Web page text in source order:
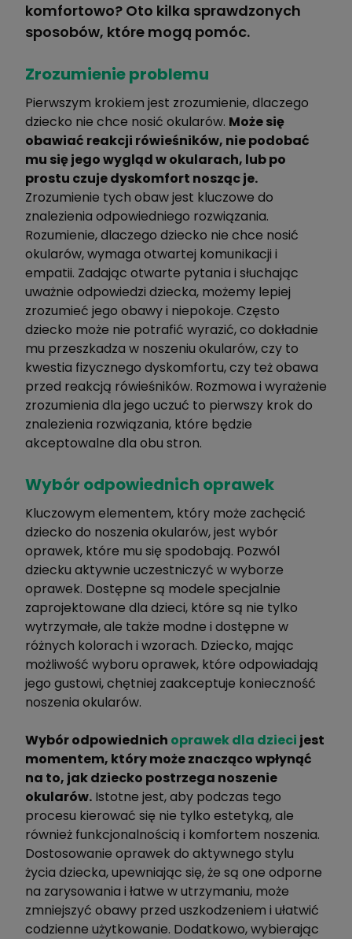
komfortowo? Oto kilka sprawdzonych
sposobów, które mogą pomóc.
Zrozumienie problemu
Pierwszym krokiem jest zrozumienie, dlaczego
dziecko nie chce nosić okularów. Może się
obawiać reakcji rówieśników, nie podobać
mu się jego wygląd w okularach, lub po
prostu czuje dyskomfort nosząc je.
Zrozumienie tych obaw jest kluczowe do
znalezienia odpowiedniego rozwiązania.
Rozumienie, dlaczego dziecko nie chce nosić
okularów, wymaga otwartej komunikacji i
empatii. Zadając otwarte pytania i słuchając
uważnie odpowiedzi dziecka, możemy lepiej
zrozumieć jego obawy i niepokoje. Często
dziecko może nie potrafić wyrazić, co dokładnie
mu przeszkadza w noszeniu okularów, czy to
kwestia fizycznego dyskomfortu, czy też obawa
przed reakcją rówieśników. Rozmowa i wyrażenie
zrozumienia dla jego uczuć to pierwszy krok do
znalezienia rozwiązania, które będzie
akceptowalne dla obu stron.
Wybór odpowiednich oprawek
Kluczowym elementem, który może zachęcić
dziecko do noszenia okularów, jest wybór
oprawek, które mu się spodobają. Pozwól
dziecku aktywnie uczestniczyć w wyborze
oprawek. Dostępne są modele specjalnie
zaprojektowane dla dzieci, które są nie tylko
wytrzymałe, ale także modne i dostępne w
różnych kolorach i wzorach. Dziecko, mając
możliwość wyboru oprawek, które odpowiadają
jego gustowi, chętniej zaakceptuje konieczność
noszenia okularów.
Wybór odpowiednich oprawek dla dzieci jest
momentem, który może znacząco wpłynąć
na to, jak dziecko postrzega noszenie
okularów. Istotne jest, aby podczas tego
procesu kierować się nie tylko estetyką, ale
również funkcjonalnością i komfortem noszenia.
Dostosowanie oprawek do aktywnego stylu
życia dziecka, upewniając się, że są one odporne
na zarysowania i łatwe w utrzymaniu, może
zmniejszyć obawy przed uszkodzeniem i ułatwić
codzienne użytkowanie. Dodatkowo, wybierając